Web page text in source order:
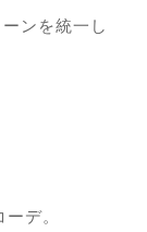
ンを統一し
デ。